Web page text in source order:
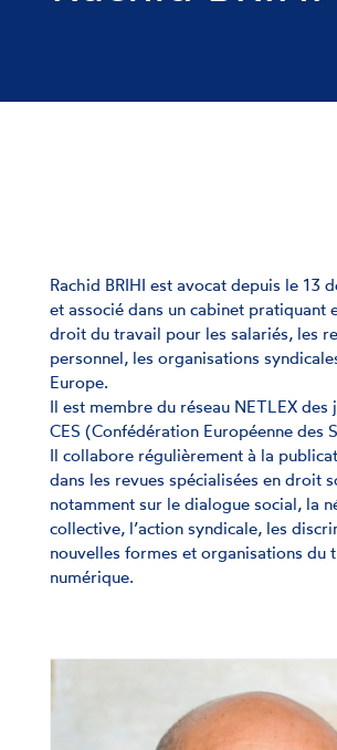
Rachid BRIHI est avocat depuis le 13
et associé dans un cabinet pratiquant
droit du travail pour les salariés, les
personnel, les organisations
Europe.
Il est membre du réseau NETLEX des
CES (Confédération Européenne des
Il collabore régulièrement à la
dans les revues spécialisées en droit
notamment sur le dialogue social, la
collective, l’action syndicale, les
nouvelles formes et organisations du
numérique.